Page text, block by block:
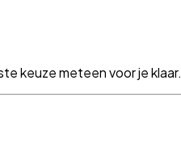
keuze meteen voor je klaar.